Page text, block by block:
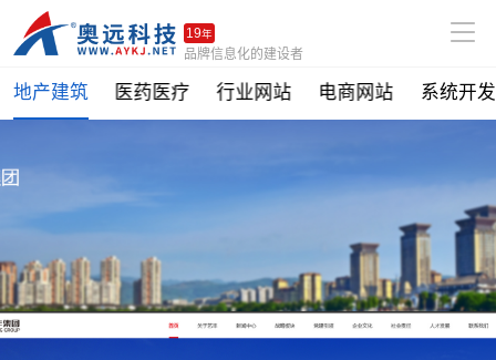
19年
品牌信息化的建设者
地产建筑 医药医疗 行业网站 电商网站 系统开发